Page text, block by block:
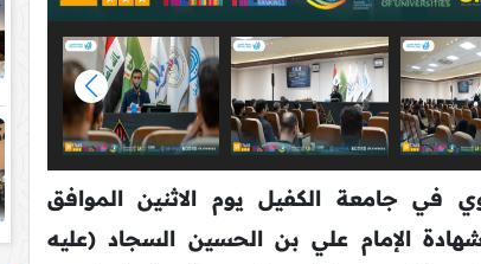
في جامعة الكفيل يوم الاثنين الموافق
شهادة الإمام علي بن الحسين السجاد (عليه